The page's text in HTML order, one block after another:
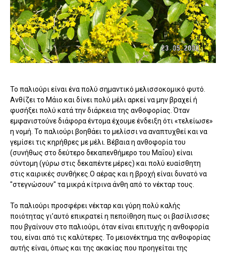
Το παλιούρι είναι ένα πολύ σημαντικό μελισσοκομικό φυτό.
Ανθίζει το Μάιο και δίνει πολύ μέλι αρκεί να μην βραχεί ή
φυσήξει πολύ κατά την διάρκεια της ανθοφορίας. Όταν
εμφανιστούνε διάφορα έντομα έχουμε ένδειξη ότι «τελείωσε»
η νομή. Το παλιούρι βοηθάει το μελίσσι να αναπτυχθεί και να
γεμίσει τις κηρήθρες με μέλι. Βέβαια η ανθοφορία του
(συνήθως στο δεύτερο δεκαπενθήμερο του Μαΐου) είναι
σύντομη (γύρω στις δεκαπέντε μέρες) και πολύ ευαίσθητη
στις καιρικές συνθήκες.Ο αέρας και η βροχή είναι δυνατό να
"στεγνώσουν" τα μικρά κίτρινα άνθη από το νέκταρ τους.
Το παλιούρι προσφέρει νέκταρ και γύρη πολύ καλής
ποιότητας γι’αυτό επικρατεί η πεποίθηση πως οι βασίλισσες
που βγαίνουν στο παλιούρι, όταν είναι επιτυχής η ανθοφορία
του, είναι από τις καλύτερες. Το μειονέκτημα της ανθοφορίας
αυτής είναι, όπως και της ακακίας που προηγείται της